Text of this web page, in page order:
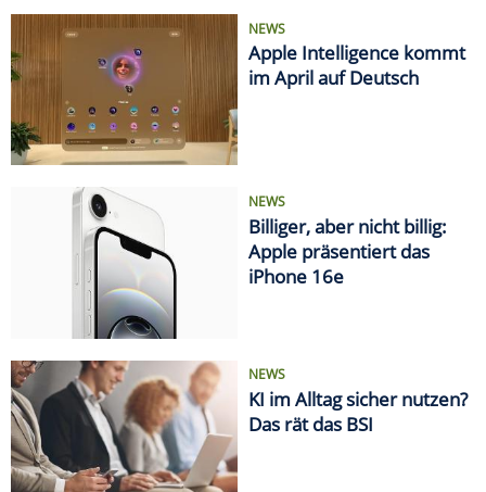
NEWS
Apple Intelligence kommt
im April auf Deutsch
NEWS
Billiger, aber nicht billig:
Apple präsentiert das
iPhone 16e
NEWS
KI im Alltag sicher nutzen?
Das rät das BSI